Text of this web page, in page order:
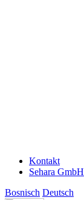
Kontakt
Sehara GmbH
Bosnisch Deutsch